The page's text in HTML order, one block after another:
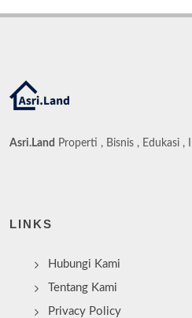
Asri.Land Properti , Bisnis , Edukasi ,
LINKS
Hubungi Kami
Tentang Kami
Privacy Policy